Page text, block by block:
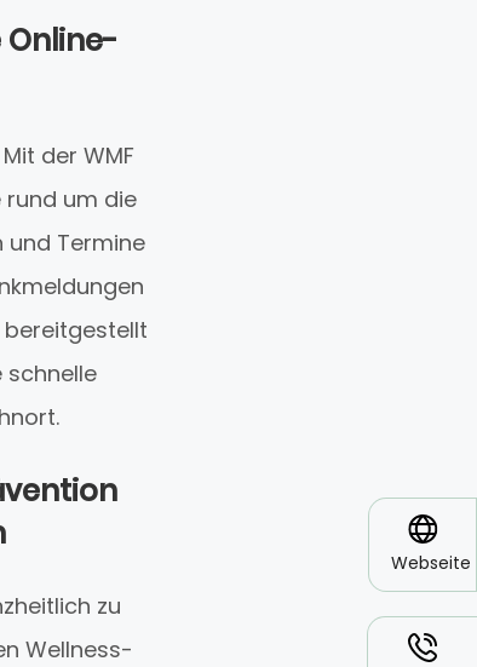
Webseite
der WMF
rund um die
und Termine
schnelle
zu
Wellness-